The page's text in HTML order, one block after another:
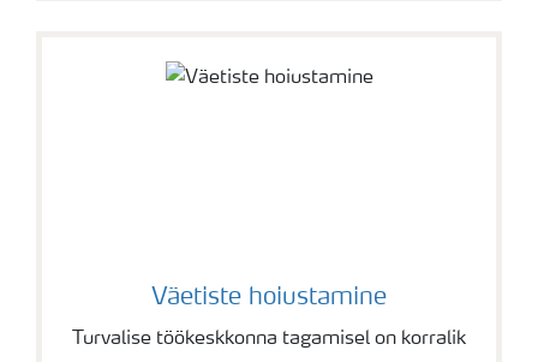
Väetiste hoiustamine
Turvalise töökeskkonna tagamisel on korralik